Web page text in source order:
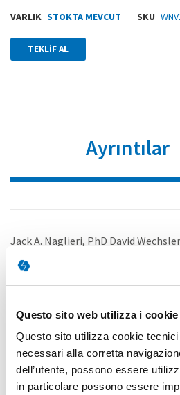
Questo sito web utilizza i cookie
Questo sito utilizza cookie
necessari alla corretta
dell’utente, possono essere
in particolare possono essere
VARLIK STOKTA MEVCUT SKU
TEKLIF AL
Ayrıntılar
Jack A. Naglieri, PhD David
yeterliliğine sahip olmayan veya
durumlar için idealdir. Yayın tarihi:
4:0-21:11 Puanlar/Yorumlama:
bileşik puan – Ayrı alt test
süresi: Tüm ölçekler: 45 dakika;